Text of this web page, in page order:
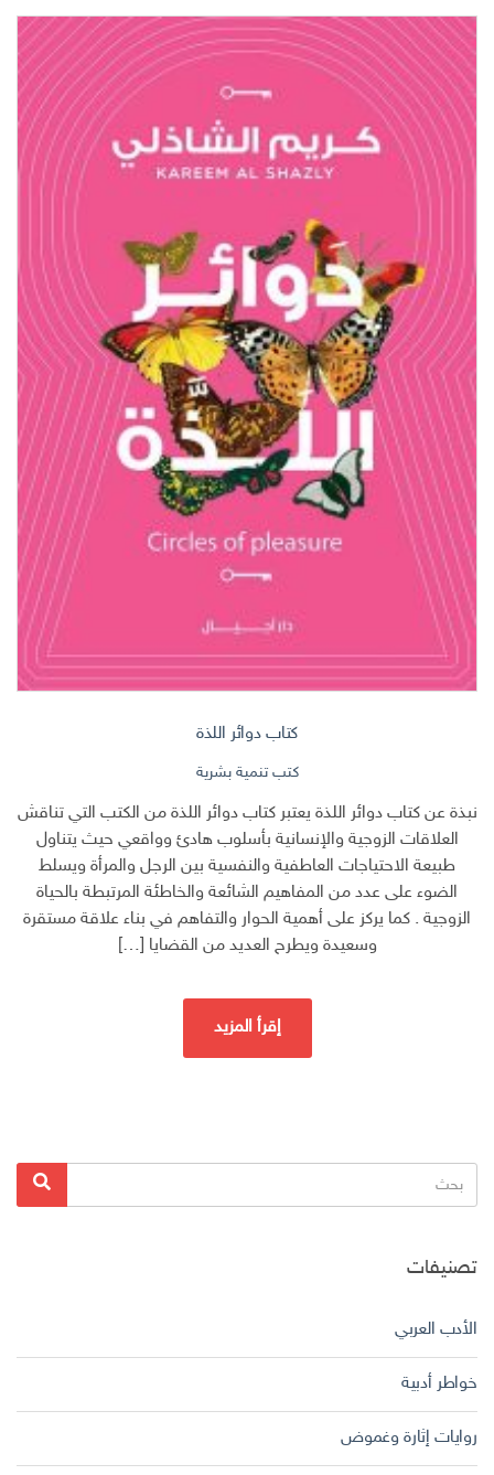
كتاب دوائر اللذة
كتب تنمية بشرية
نبذة عن كتاب دوائر اللذة يعتبر كتاب دوائر اللذة من الكتب التي تناقش
العلاقات الزوجية والإنسانية بأسلوب هادئ وواقعي حيث يتناول
طبيعة الاحتياجات العاطفية والنفسية بين الرجل والمرأة ويسلط
الضوء على عدد من المفاهيم الشائعة والخاطئة المرتبطة بالحياة
الزوجية . كما يركز على أهمية الحوار والتفاهم في بناء علاقة مستقرة
وسعيدة ويطرح العديد من القضايا […]
إقرأ المزيد
البحث
عن:
بحث
تصنيفات
الأدب العربي
خواطر أدبية
روايات إثارة وغموض